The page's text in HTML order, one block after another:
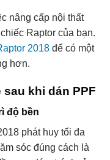
nâng cấp nội thất
Raptor của bạn.
2018 để có một
hơn.
khi dán PPF
độ bền
phát huy tối đa
sóc đúng cách là